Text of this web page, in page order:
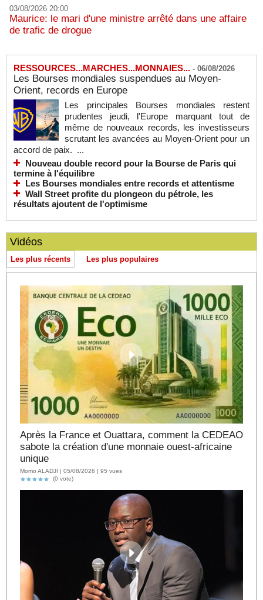
03/08/2026 20:00
Maurice: le mari d'une ministre arrêté dans une affaire
de trafic de drogue
RESSOURCES...MARCHES...MONNAIES... - 06/08/2026
Les Bourses mondiales suspendues au Moyen-
Orient, records en Europe
Les principales Bourses mondiales restent
prudentes jeudi, l'Europe marquant tout de
même de nouveaux records, les investisseurs
scrutant les avancées au Moyen-Orient pour un
accord de paix. ...
Nouveau double record pour la Bourse de Paris qui
termine à l'équilibre
Les Bourses mondiales entre records et attentisme
Wall Street profite du plongeon du pétrole, les
résultats ajoutent de l'optimisme
Vidéos
Les plus récents Les plus populaires
Après la France et Ouattara, comment la CEDEAO
sabote la création d'une monnaie ouest-africaine
unique
Momo ALADJI | 05/08/2026 | 95 vues
(0 vote)